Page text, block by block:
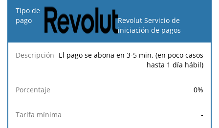
Revolut Servicio de
iniciación de pagos
El pago se abona en 3-5 min. (en poco casos
hasta 1 día hábil)
0%
-